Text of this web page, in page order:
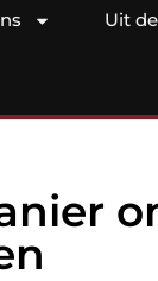
Uit